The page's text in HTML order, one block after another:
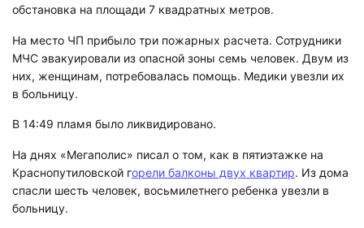
обстановка на площади 7 квадратных метров.
На место ЧП прибыло три пожарных расчета. Сотрудники
МЧС эвакуировали из опасной зоны семь человек. Двум из
них, женщинам, потребовалась помощь. Медики увезли их
в больницу.
В 14:49 пламя было ликвидировано.
На днях «Мегаполис» писал о том, как в пятиэтажке на
Краснопутиловской горели балконы двух квартир. Из дома
спасли шесть человек, восьмилетнего ребенка увезли в
больницу.